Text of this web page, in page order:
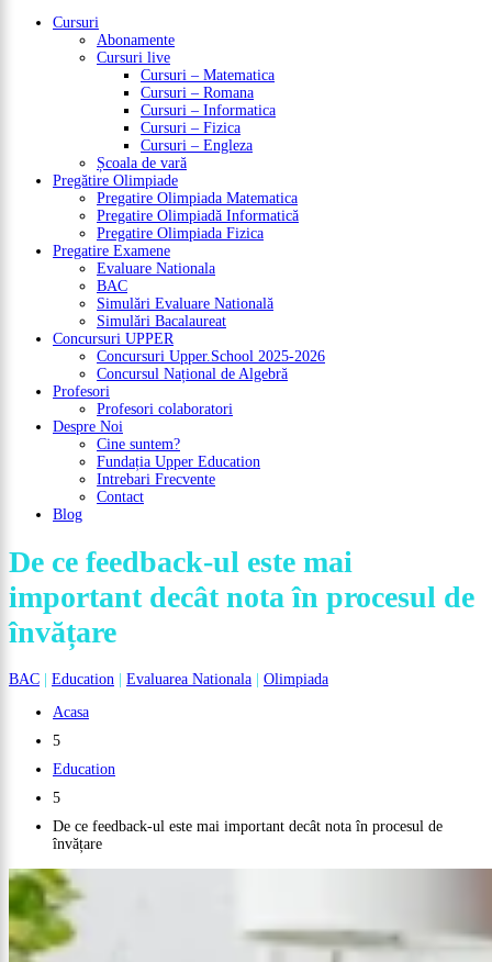
Cursuri
Abonamente
Cursuri live
Cursuri – Matematica
Cursuri – Romana
Cursuri – Informatica
Cursuri – Fizica
Cursuri – Engleza
Școala de vară
Pregătire Olimpiade
Pregatire Olimpiada Matematica
Pregatire Olimpiadă Informatică
Pregatire Olimpiada Fizica
Pregatire Examene
Evaluare Nationala
BAC
Simulări Evaluare Natională
Simulări Bacalaureat
Concursuri UPPER
Concursuri Upper.School 2025-2026
Concursul Național de Algebră
Profesori
Profesori colaboratori
Despre Noi
Cine suntem?
Fundația Upper Education
Intrebari Frecvente
Contact
Blog
De ce feedback-ul este mai
important decât nota în procesul de
învățare
BAC | Education | Evaluarea Nationala | Olimpiada
Acasa
5
Education
5
De ce feedback-ul este mai important decât nota în procesul de
învățare